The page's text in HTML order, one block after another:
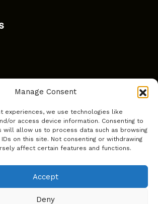
Manage Consent
experiences, we use technologies like
or access device information. Consenting to
will allow us to process data such as browsing
on this site. Not consenting or withdrawing
affect certain features and functions.
Accept
Deny